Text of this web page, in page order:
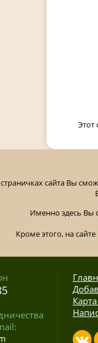
Этот
сайта Вы
Именно здесь Вы
Кроме этого, на